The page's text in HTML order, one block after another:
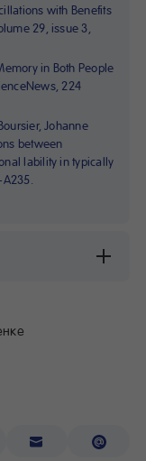
with Benefits
29, issue 3,
in Both People
224
Johanne
between
lability in typically